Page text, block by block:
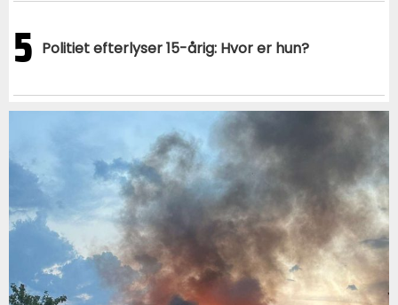
5 Politiet efterlyser 15-årig: Hvor er hun?